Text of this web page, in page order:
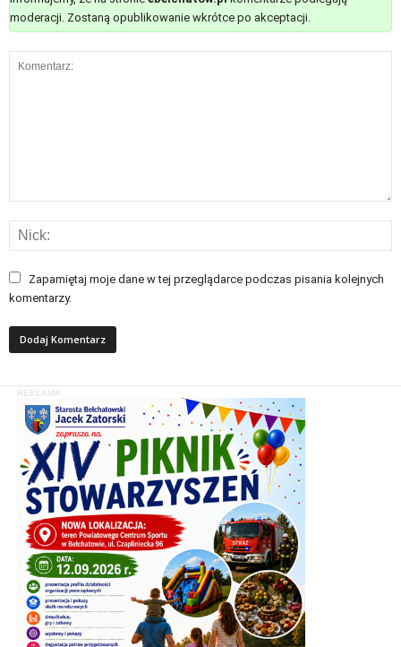
moderacji. Zostaną opublikowanie wkrótce po akceptacji.
Zapamiętaj moje dane w tej przeglądarce podczas pisania kolejnych
komentarzy.
REKLAMA